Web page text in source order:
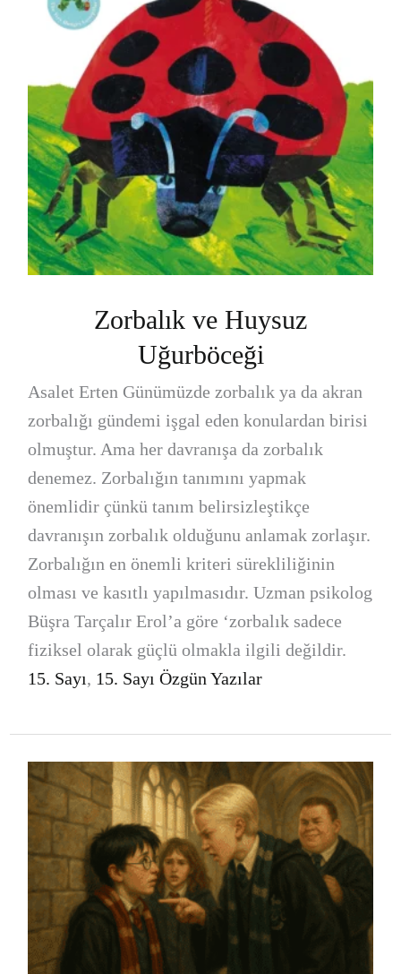
Zorbalık ve Huysuz
Uğurböceği
Asalet Erten Günümüzde zorbalık ya da akran
zorbalığı gündemi işgal eden konulardan birisi
olmuştur. Ama her davranışa da zorbalık
denemez. Zorbalığın tanımını yapmak
önemlidir çünkü tanım belirsizleştikçe
davranışın zorbalık olduğunu anlamak zorlaşır.
Zorbalığın en önemli kriteri sürekliliğinin
olması ve kasıtlı yapılmasıdır. Uzman psikolog
Büşra Tarçalır Erol’a göre ‘zorbalık sadece
fiziksel olarak güçlü olmakla ilgili değildir.
15. Sayı, 15. Sayı Özgün Yazılar